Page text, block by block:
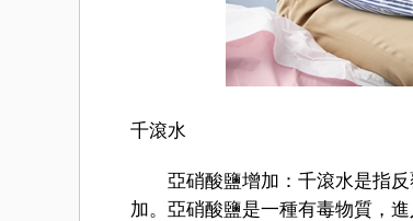
千滾水
亞硝酸鹽增加：千滾水是指反
加。亞硝酸鹽是一種有毒物質，